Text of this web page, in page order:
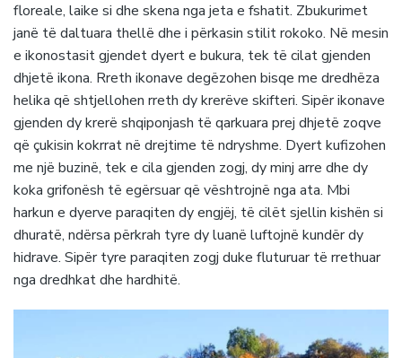
floreale, laike si dhe skena nga jeta e fshatit. Zbukurimet
janë të daltuara thellë dhe i përkasin stilit rokoko. Në mesin
e ikonostasit gjendet dyert e bukura, tek të cilat gjenden
dhjetë ikona. Rreth ikonave degëzohen bisqe me dredhëza
helika që shtjellohen rreth dy krerëve skifteri. Sipër ikonave
gjenden dy krerë shqiponjash të qarkuara prej dhjetë zoqve
që çukisin kokrrat në drejtime të ndryshme. Dyert kufizohen
me një buzinë, tek e cila gjenden zogj, dy minj arre dhe dy
koka grifonësh të egërsuar që vështrojnë nga ata. Mbi
harkun e dyerve paraqiten dy engjëj, të cilët sjellin kishën si
dhuratë, ndërsa përkrah tyre dy luanë luftojnë kundër dy
hidrave. Sipër tyre paraqiten zogj duke fluturuar të rrethuar
nga dredhkat dhe hardhitë.